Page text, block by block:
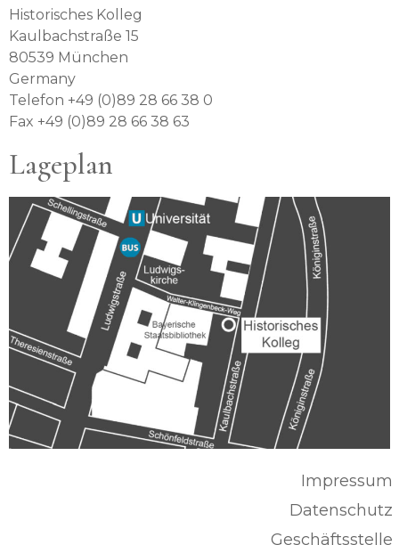
Historisches Kolleg
Kaulbachstraße 15
80539 München
Germany
Telefon +49 (0)89 28 66 38 0
Fax +49 (0)89 28 66 38 63
Lageplan
Impressum
Datenschutz
Geschäftsstelle